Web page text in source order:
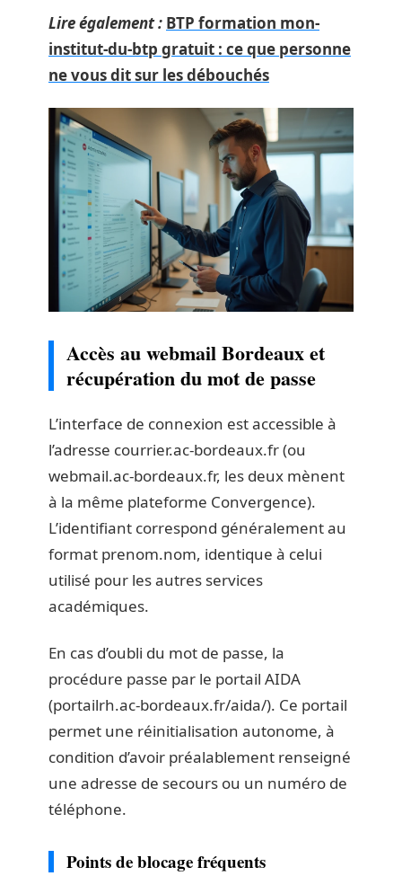
Lire également : BTP formation mon-
institut-du-btp gratuit : ce que personne
ne vous dit sur les débouchés
Accès au webmail Bordeaux et
récupération du mot de passe
L’interface de connexion est accessible à
l’adresse courrier.ac-bordeaux.fr (ou
webmail.ac-bordeaux.fr, les deux mènent
à la même plateforme Convergence).
L’identifiant correspond généralement au
format prenom.nom, identique à celui
utilisé pour les autres services
académiques.
En cas d’oubli du mot de passe, la
procédure passe par le portail AIDA
(portailrh.ac-bordeaux.fr/aida/). Ce portail
permet une réinitialisation autonome, à
condition d’avoir préalablement renseigné
une adresse de secours ou un numéro de
téléphone.
Points de blocage fréquents